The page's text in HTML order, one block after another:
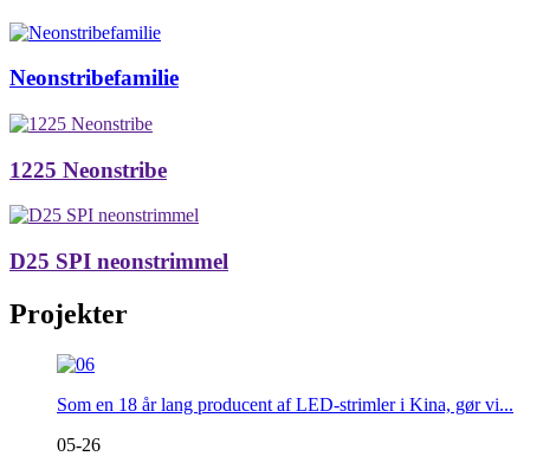
Neonstribefamilie
1225 Neonstribe
D25 SPI neonstrimmel
Projekter
Som en 18 år lang producent af LED-strimler i Kina, gør vi...
05-26